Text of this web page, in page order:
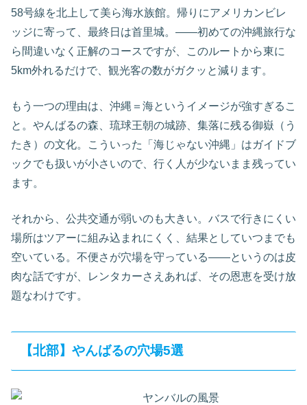
58号線を北上して美ら海水族館。帰りにアメリカンビレ
ッジに寄って、最終日は首里城。——初めての沖縄旅行な
ら間違いなく正解のコースですが、このルートから東に
5km外れるだけで、観光客の数がガクッと減ります。
もう一つの理由は、沖縄＝海というイメージが強すぎるこ
と。やんばるの森、琉球王朝の城跡、集落に残る御嶽（う
たき）の文化。こういった「海じゃない沖縄」はガイドブ
ックでも扱いが小さいので、行く人が少ないまま残ってい
ます。
それから、公共交通が弱いのも大きい。バスで行きにくい
場所はツアーに組み込まれにくく、結果としていつまでも
空いている。不便さが穴場を守っている——というのは皮
肉な話ですが、レンタカーさえあれば、その恩恵を受け放
題なわけです。
【北部】やんばるの穴場5選